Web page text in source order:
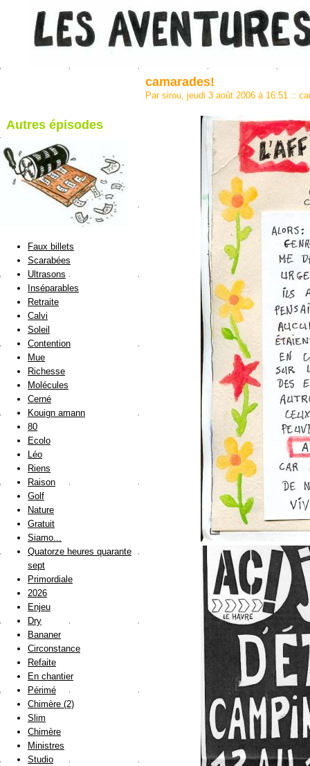
blog de Sirou
camarades!
Par sirou, jeudi 3 août 2006 à 16:51 ::
Autres épisodes
Faux billets
Scarabées
Ultrasons
Inséparables
Retraite
Calvi
Soleil
Contention
Mue
Richesse
Molécules
Cerné
Kouign amann
80
Ecolo
Léo
Riens
Raison
Golf
Nature
Gratuit
Siamo...
Quatorze heures quarante
sept
Primordiale
2026
Enjeu
Dry
Bananer
Circonstance
Refaite
En chantier
Périmé
Chimère (2)
Slim
Chimère
Ministres
Studio